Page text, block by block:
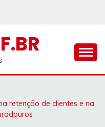
retenção de clientes e na